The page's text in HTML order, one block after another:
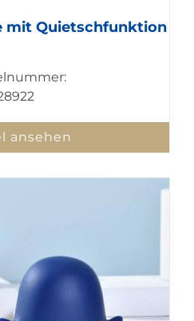
mit Quietschfunktion
ansehen